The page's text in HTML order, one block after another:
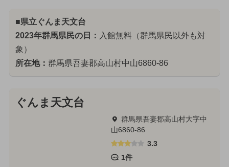
■県立ぐんま天文台
2023年群馬県民の日： 入館無料（群馬県民以外も対
象）
所在地： 群馬県吾妻郡高山村中山6860-86
ぐんま天文台
群馬県吾妻郡高山村大字中
山6860-86
3.3
1件